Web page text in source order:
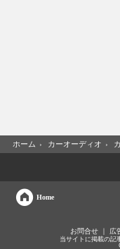
ホーム › カーオーディオ ›
Home
お問合せ 広
当サイトに掲載の記